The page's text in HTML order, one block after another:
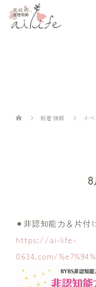
新着情報 イ
⚫︎非認知能力＆片付
https://ai-life-
0634.com/